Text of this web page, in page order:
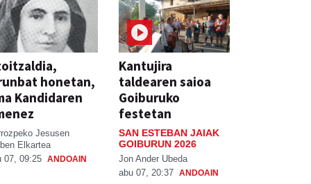
honetan,
Kandidaren
Jesusen
Elkartea
07, 09:25 ANDOAIN
Kantujira
taldearen saioa
Goiburuko
festetan
SAN ESTEBAN JAIAK
GOIBURUN 2026
Jon Ander Ubeda
abu 07, 20:37 ANDOAIN